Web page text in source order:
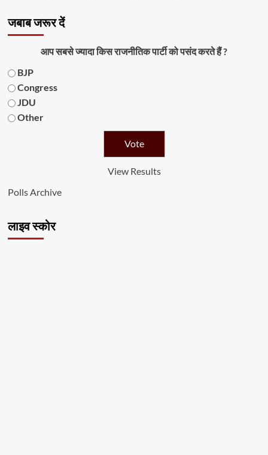
जबाब जरूर दें
आप सबसे ज्यादा किस राजनीतिक पार्टी को पसंद करते हैं ?
BJP
Congress
JDU
Other
View Results
Polls Archive
लाइव स्कोर